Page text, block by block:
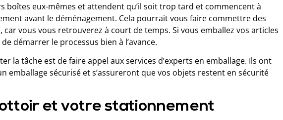
boîtes eux-mêmes et attendent qu’il soit trop tard et commencent à
avant le déménagement. Cela pourrait vous faire commettre des
vous vous retrouverez à court de temps. Si vous emballez vos articles
démarrer le processus bien à l’avance.
la tâche est de faire appel aux services d’experts en emballage. Ils ont
emballage sécurisé et s’assureront que vos objets restent en sécurité
et votre stationnement